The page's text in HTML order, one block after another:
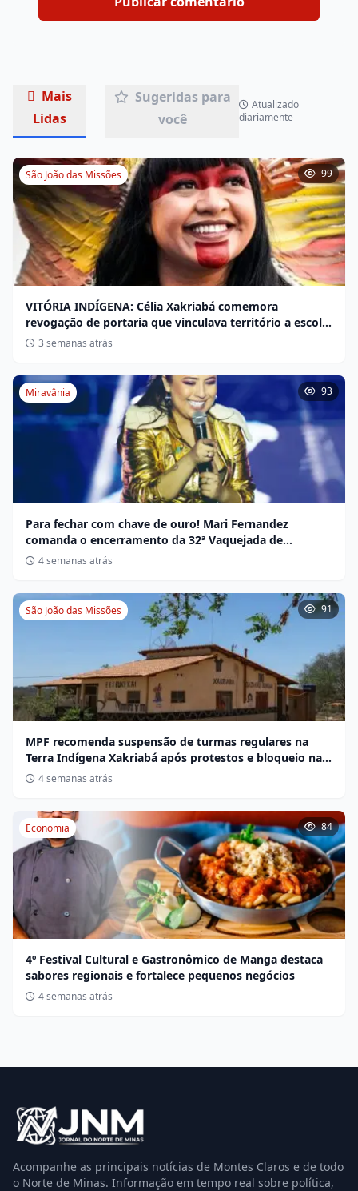
Mais
Lidas
Sugeridas para
você
Atualizado
diariamente
São João das Missões 99
VITÓRIA INDÍGENA: Célia Xakriabá comemora
revogação de portaria que vinculava território a escola
não indígena
3 semanas atrás
Miravânia 93
Para fechar com chave de ouro! Mari Fernandez
comanda o encerramento da 32ª Vaquejada de
Miravânia hoje
4 semanas atrás
São João das Missões 91
MPF recomenda suspensão de turmas regulares na
Terra Indígena Xakriabá após protestos e bloqueio na
BR-135
4 semanas atrás
Economia 84
4º Festival Cultural e Gastronômico de Manga destaca
sabores regionais e fortalece pequenos negócios
4 semanas atrás
Acompanhe as principais notícias de Montes Claros e de todo
o Norte de Minas. Informação em tempo real sobre política,